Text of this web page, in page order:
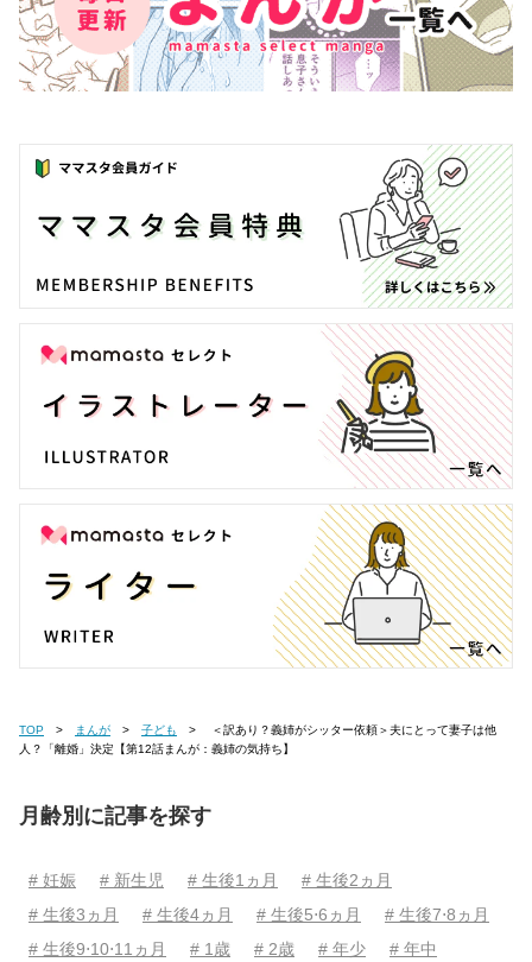
TOP まんが 子ども
人？「離婚」決定【第12話まんが：義姉の気持ち】
月齢別に記事を探す
# 妊娠 # 新生児 # 生後1ヵ月
# 生後2ヵ月
# 生後3ヵ月
# 生後4ヵ月 # 生後5⋅6ヵ月
# 生後7⋅8ヵ月
# 生後9⋅10⋅11ヵ月
# 1歳 # 2歳 # 年少
# 年中